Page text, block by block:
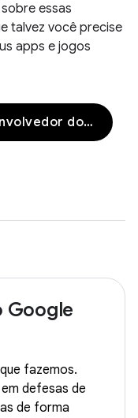
essas
talvez você precise
apps e jogos
Central de políticas do desenvolvedor do Google Play
Google
fazemos.
defesas de
de forma